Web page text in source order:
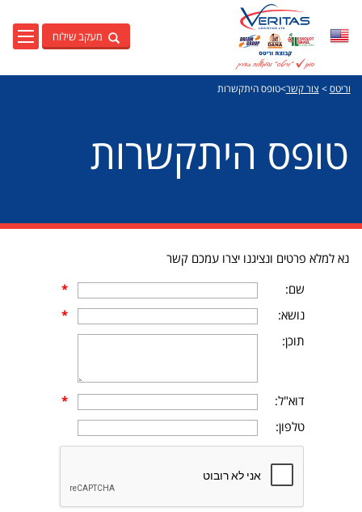
מעקב שילוח
וריטס> צור קשר>טופס היתקשרות
טופס היתקשרות
נא למלא פרטים ונציגנו יצרו עמכם קשר
שם:
*
נושא:
*
תוכן:
דוא"ל:
*
טלפון: